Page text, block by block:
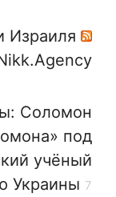
Израиля
Соломон
под
учёный
Украины 7